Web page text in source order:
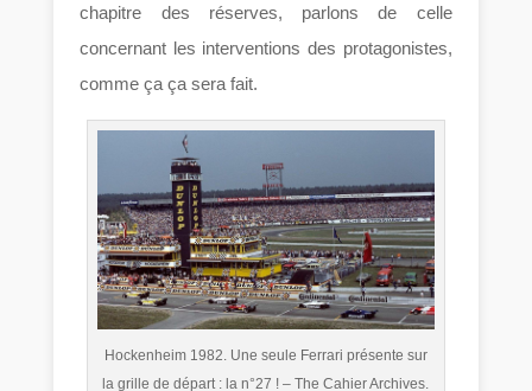
chapitre des réserves, parlons de celle
concernant les interventions des protagonistes,
comme ça ça sera fait.
Hockenheim 1982. Une seule Ferrari présente sur
la grille de départ : la n°27 ! – The Cahier Archives.